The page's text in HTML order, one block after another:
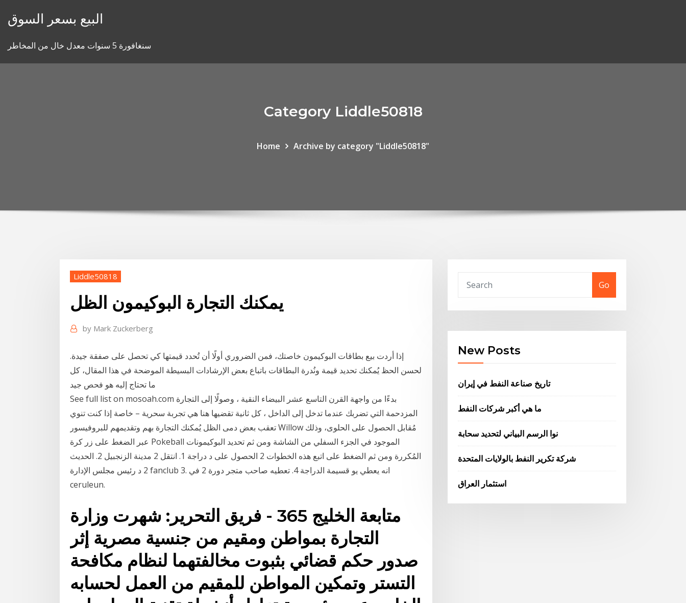
البيع بسعر السوق
سنغافورة 5 سنوات معدل خال من المخاطر
Category Liddle50818
Home Archive by category "Liddle50818"
Liddle50818
يمكنك التجارة البوكيمون الظل
by Mark Zuckerberg
إذا أردت بيع بطاقات البوكيمون خاصتك، فمن الضروري أولًا أن تُحدد قيمتها كي تحصل على صفقة جيدة.
لحسن الحظ يُمكنك تحديد قيمة ونُدرة البطاقات باتباع بعض الإرشادات البسيطة الموضحة في هذا المقال، كل
ما تحتاج إليه هو فحص جيد
See full list on mosoah.com بدءًا من واجهة القرن التاسع عشر البيضاء النقية ، وصولًا إلى التجارة
المزدحمة التي تضربك عندما تدخل إلى الداخل ، كل ثانية تقضيها هنا هي تجربة سحرية – خاصة إذا كنت تنوي
تعقب بعض دمى الظل يُمكنك التجارة بهم وتقديمهم للبروفيسور Willow مُقابل الحصول على الحلوى، وذلك
عبر الضغط على زر كرة Pokeball الموجود في الجزء السفلي من الشاشة ومن ثم تحديد البوكيمونات
المُكررة ومن ثم الضغط على اتبع هذه الخطوات 2 الحصول على د دراجة 1. انتقل 2 مدينة الزنجبيل 2. الحديث
2 د رئيس مجلس الإدارة fanclub 3. انه يعطي يو قسيمة الدراجة 4. تعطيه صاحب متجر دورة 2 في
ceruleun.
متابعة الخليج 365 - فريق التحرير: شهرت وزارة
التجارة بمواطن ومقيم من جنسية مصرية إثر
صدور حكم قضائي بثبوت مخالفتهما لنظام مكافحة
التستر وتمكين المواطن للمقيم من العمل لحسابه
Go
New Posts
تاريخ صناعة النفط في إيران
ما هي أكبر شركات النفط
نوا الرسم البياني لتحديد سحابة
شركة تكرير النفط بالولايات المتحدة
استثمار العراق